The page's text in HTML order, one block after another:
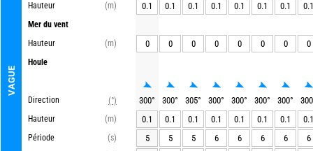
VAGUE
Hauteur
(m)
Mer du vent
Hauteur
(m)
Houle
Direction
(°)
Hauteur
(m)
Période
(s)
0.1 0.1 0.1 0.1 0.1 0.1 0.1 0.1
0 0 0 0 0 0 0 0
300° 300° 305° 300° 300° 300° 300°
300
0.1
0.1 0.1 0.1 0.1 0.1 0.1
0.1
5
5 5 6 6 6 6
6